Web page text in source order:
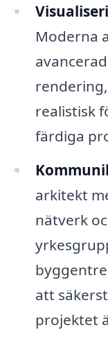
Moderna
realistisk
färdiga
arkitekt
nätverk
att
projektet